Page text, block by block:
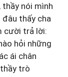
thầy nói mình
thấy cha
cười trả lời:
hỏi những
ái chân
trò